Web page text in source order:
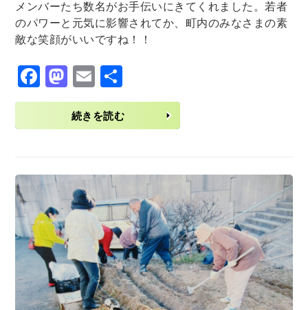
メンバーたち数名がお手伝いにきてくれました。若者
のパワーと元気に影響されてか、町内のみなさまの素
敵な笑顔がいいですね！！
F
ac
k
M
as
to
n
E
m
ai
有
続きを読む